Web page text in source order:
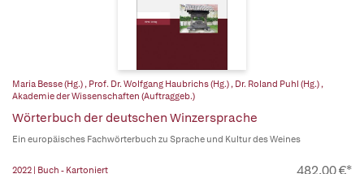
Maria Besse (Hg.) , Prof. Dr. Wolfgang Haubrichs (Hg.) , Dr. Roland Puhl (Hg.) ,
Akademie der Wissenschaften (Auftraggeb.)
Wörterbuch der deutschen Winzersprache
Ein europäisches Fachwörterbuch zu Sprache und Kultur des Weines
2022 | Buch - Kartoniert 482,00 €*